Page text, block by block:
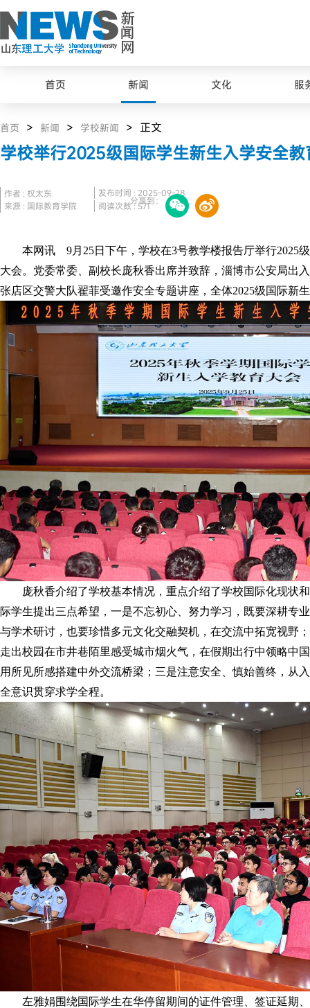
首页 新闻 文化 服
首页 > 新闻 > 学校新闻 > 正文
学校举行2025级国际学生新生入学安全教
作者 : 权太东
来源 : 国际教育学院
发布时间 : 2025-09-28
阅读次数 :571
分享到：
本网讯 9月25日下午，学校在3号教学楼报告厅举行2025
大会。党委常委、副校长庞秋香出席并致辞，淄博市公安局出
张店区交警大队翟菲受邀作安全专题讲座，全体2025级国际新
庞秋香介绍了学校基本情况，重点介绍了学校国际化现状
际学生提出三点希望，一是不忘初心、努力学习，既要深耕专
与学术研讨，也要珍惜多元文化交融契机，在交流中拓宽视野
走出校园在市井巷陌里感受城市烟火气，在假期出行中领略中
用所见所感搭建中外交流桥梁；三是注意安全、慎始善终，从
全意识贯穿求学全程。
左雅娟围绕国际学生在华停留期间的证件管理、签证延期
最美山理工